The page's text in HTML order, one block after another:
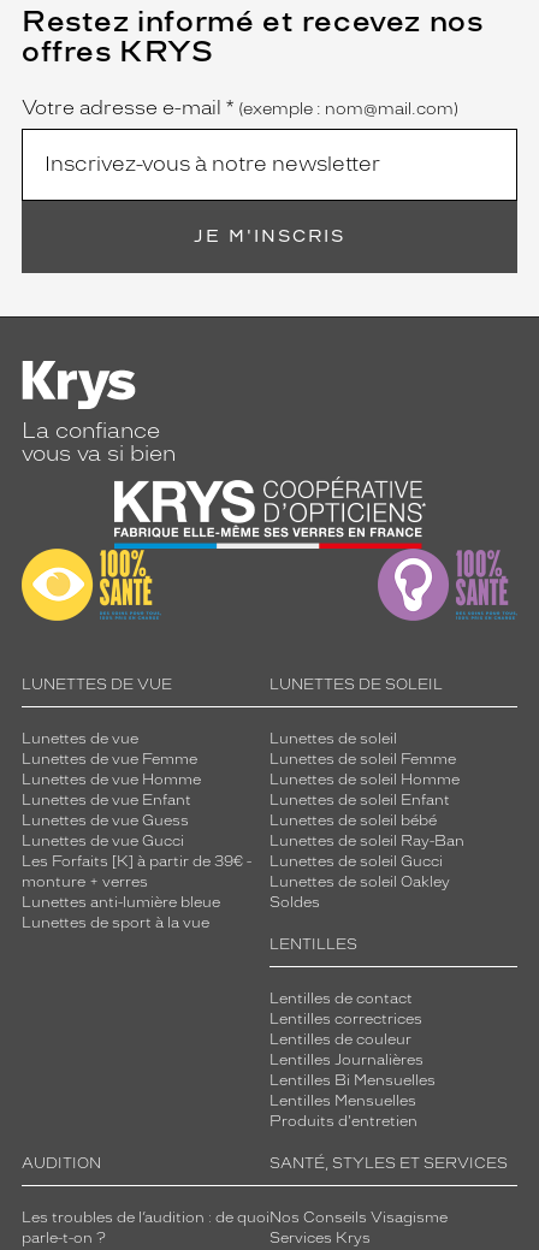
Restez informé et recevez nos
offres KRYS
Name
Votre adresse e-mail *
(Ce
champ
est
obligatoire)
(exemple : nom@mail.com)
JE M'INSCRIS
La confiance
vous va si bien
LUNETTES DE VUE
Lunettes de vue
Lunettes de vue Femme
Lunettes de vue Homme
Lunettes de vue Enfant
Lunettes de vue Guess
Lunettes de vue Gucci
Les Forfaits [K] à partir de 39€ -
monture + verres
Lunettes anti-lumière bleue
Lunettes de sport à la vue
LUNETTES DE SOLEIL
Lunettes de soleil
Lunettes de soleil Femme
Lunettes de soleil Homme
Lunettes de soleil Enfant
Lunettes de soleil bébé
Lunettes de soleil Ray-Ban
Lunettes de soleil Gucci
Lunettes de soleil Oakley
Soldes
LENTILLES
Lentilles de contact
Lentilles correctrices
Lentilles de couleur
Lentilles Journalières
Lentilles Bi Mensuelles
Lentilles Mensuelles
Produits d'entretien
AUDITION
Les troubles de l’audition : de quoi
parle-t-on ?
SANTÉ, STYLES ET SERVICES
Nos Conseils Visagisme
Services Krys